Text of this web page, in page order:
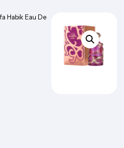
Habik Eau De